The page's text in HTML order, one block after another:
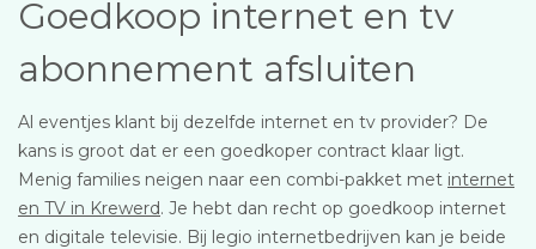
Goedkoop internet en tv
abonnement afsluiten
Al eventjes klant bij dezelfde internet en tv provider? De
kans is groot dat er een goedkoper contract klaar ligt.
Menig families neigen naar een combi-pakket met internet
en TV in Krewerd. Je hebt dan recht op goedkoop internet
en digitale televisie. Bij legio internetbedrijven kan je beide